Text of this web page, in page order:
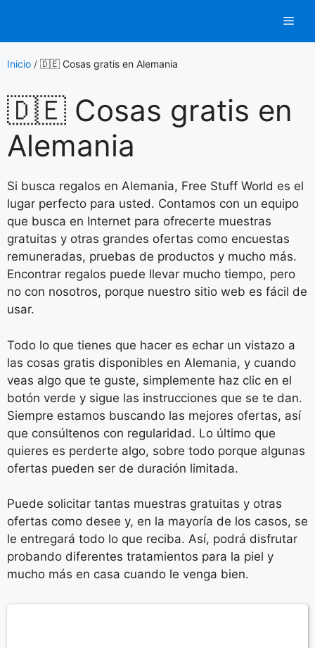
contenido
Inicio / 🇩🇪 Cosas gratis en Alemania
🇩🇪 Cosas gratis en
Alemania
Si busca regalos en Alemania, Free Stuff World es el
lugar perfecto para usted. Contamos con un equipo
que busca en Internet para ofrecerte muestras
gratuitas y otras grandes ofertas como encuestas
remuneradas, pruebas de productos y mucho más.
Encontrar regalos puede llevar mucho tiempo, pero
no con nosotros, porque nuestro sitio web es fácil de
usar.
Todo lo que tienes que hacer es echar un vistazo a
las cosas gratis disponibles en Alemania, y cuando
veas algo que te guste, simplemente haz clic en el
botón verde y sigue las instrucciones que se te dan.
Siempre estamos buscando las mejores ofertas, así
que consúltenos con regularidad. Lo último que
quieres es perderte algo, sobre todo porque algunas
ofertas pueden ser de duración limitada.
Puede solicitar tantas muestras gratuitas y otras
ofertas como desee y, en la mayoría de los casos, se
le entregará todo lo que reciba. Así, podrá disfrutar
probando diferentes tratamientos para la piel y
mucho más en casa cuando le venga bien.